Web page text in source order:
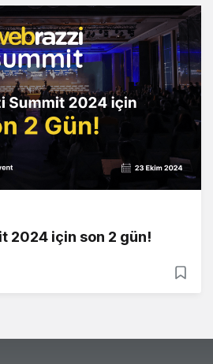
2024 için son 2 gün!